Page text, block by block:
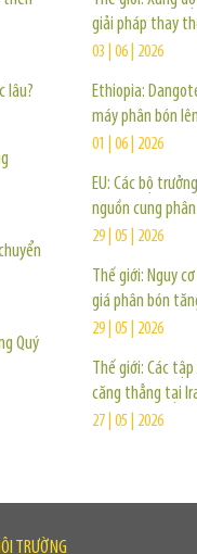
lâu?
Quý
giải pháp thay
03 | 06 | 2026
Ethiopia:
máy phân bón
01 | 06 | 2026
EU: Các bộ
nguồn cung
29 | 05 | 2026
Thế giới: Nguy
giá phân bón
29 | 05 | 2026
Thế giới: Các
căng thẳng tại
27 | 05 | 2026
TRƯỜNG